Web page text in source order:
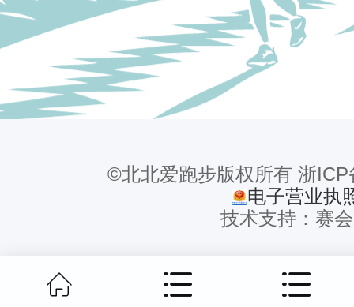
©北北爱跑步版权所有 浙ICP
电子营业执
技术支持：赛